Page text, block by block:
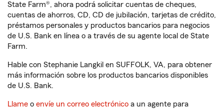
State Farm®, ahora podrá solicitar cuentas de cheques,
cuentas de ahorros, CD, CD de jubilación, tarjetas de crédito,
préstamos personales y productos bancarios para negocios
de U.S. Bank en línea o a través de su agente local de State
Farm.
Hable con Stephanie Langkil en SUFFOLK, VA, para obtener
más información sobre los productos bancarios disponibles
de U.S. Bank.
Llame o envíe un correo electrónico a un agente para